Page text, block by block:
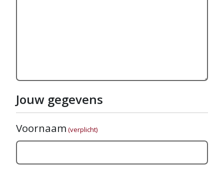
Jouw gegevens
Voornaam (verplicht)